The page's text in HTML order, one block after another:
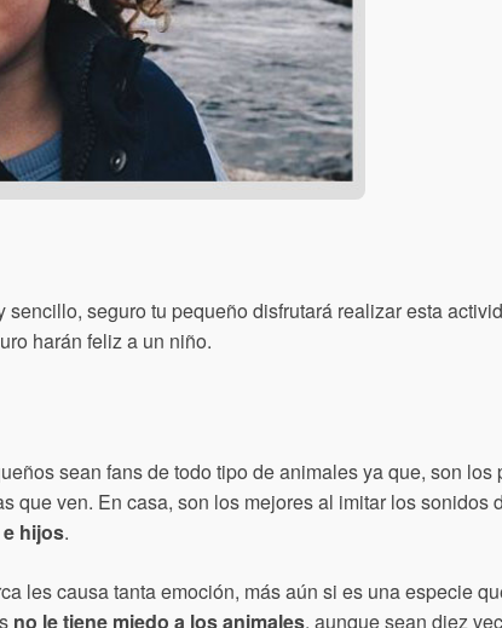
sencillo, seguro tu pequeño disfrutará realizar esta
harán feliz a un niño.
sean fans de todo tipo de animales ya que, son
que ven. En casa, son los mejores al imitar los sonidos
hijos.
les causa tanta emoción, más aún si es una especie
no le tiene miedo a los animales, aunque sean diez